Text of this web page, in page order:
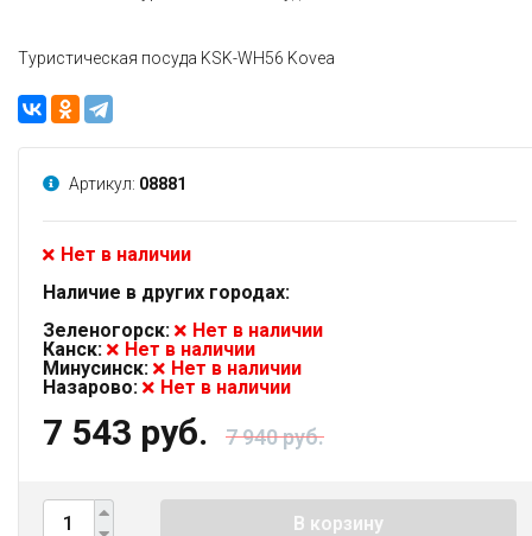
Туристическая посуда KSK-WH56 Kovea
Артикул: 08881
Нет в наличии
Наличие в других городах:
Зеленогорск:
Нет в наличии
Канск:
Нет в наличии
Минусинск:
Нет в наличии
Назарово:
Нет в наличии
7 543 руб. 7 940 руб.
В корзину